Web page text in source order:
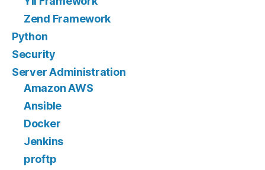
Zend Framework
Python
Security
Server Administration
Amazon AWS
Ansible
Docker
Jenkins
proftp